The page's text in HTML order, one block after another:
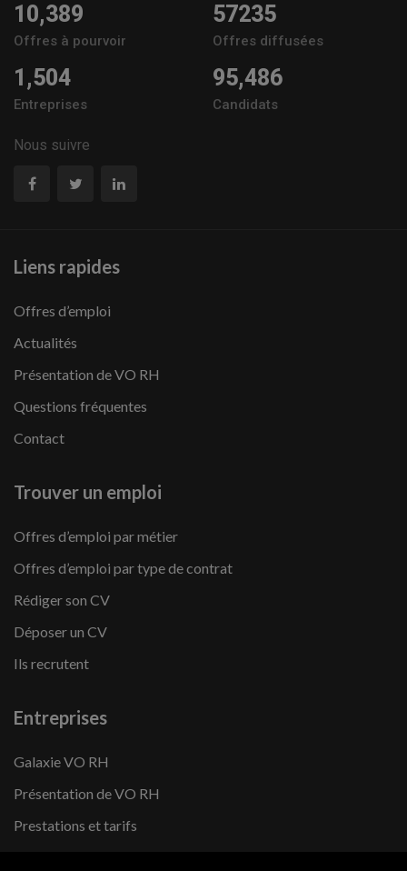
10,389
Offres à pourvoir
57235
Offres diffusées
1,504
Entreprises
95,486
Candidats
Nous suivre
Liens rapides
Offres d’emploi
Actualités
Présentation de VO RH
Questions fréquentes
Contact
Trouver un emploi
Offres d’emploi par métier
Offres d’emploi par type de contrat
Rédiger son CV
Déposer un CV
Ils recrutent
Entreprises
Galaxie VO RH
Présentation de VO RH
Prestations et tarifs